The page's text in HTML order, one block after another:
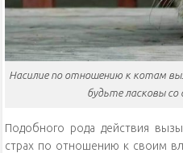
Насилие по отношению к котам
будьте ласковы
Подобного рода действия
страх по отношению к своим